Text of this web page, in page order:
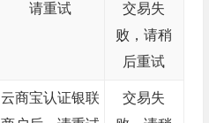
请重试
交易失
败，请稍
后重试
云商宝认证银联
交易失